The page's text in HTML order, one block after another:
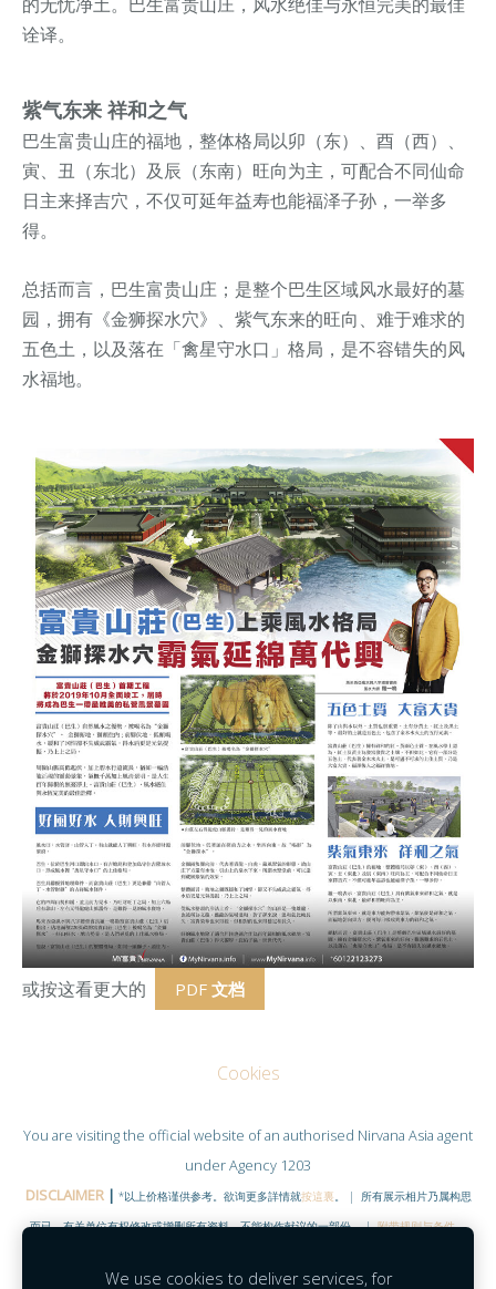
的无忧净土。巴生富贵山庄，风水绝佳与永恒完美的最佳
诠译。
紫气东来 祥和之气
巴生富贵山庄的福地，整体格局以卯（东）、酉（西）、
寅、丑（东北）及辰（东南）旺向为主，可配合不同仙命
日主来择吉穴，不仅可延年益寿也能福泽子孙，一举多
得。
总括而言，巴生富贵山庄；是整个巴生区域风水最好的墓
园，拥有《金狮探水穴》、紫气东来的旺向、难于难求的
五色土，以及落在「禽星守水口」格局，是不容错失的风
水福地。
或按这看更大的 PDF 文档
Cookies
You are visiting the official website of an authorised Nirvana Asia agent
under Agency 1203
DISCLAIMER| *以上价格谨供参考。欲询更多詳情就按這裏。 | 所有展示相片乃属构思
而已，有关单位有权修改或增删所有资料。不能构作献议的一部份。 |附带规则与条件。
Facebook |Contact
We use cookies to deliver services, for